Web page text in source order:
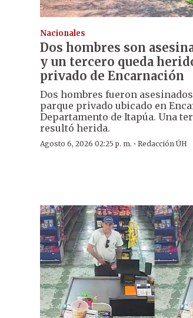
Nacionales
Dos hombres son
y un tercero queda
privado de Encarnación
Dos hombres fueron
parque privado ubicado en
Departamento de Itapúa. Una
resultó herida.
Agosto 6, 2026 02:25 p. m. · Redacción ÚH